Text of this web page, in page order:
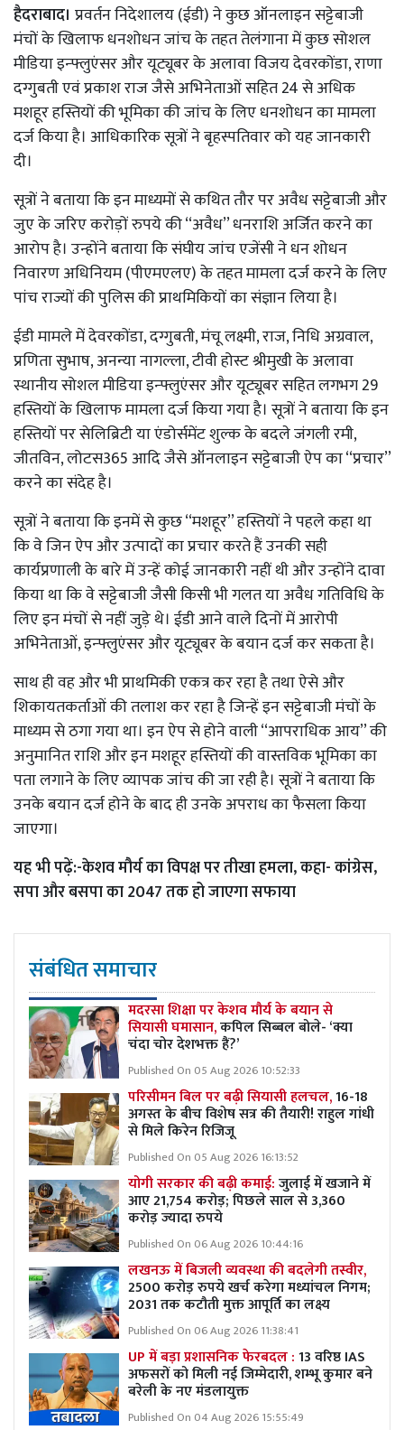
हैदराबाद। प्रवर्तन निदेशालय (ईडी) ने कुछ ऑनलाइन सट्टेबाजी
मंचों के खिलाफ धनशोधन जांच के तहत तेलंगाना में कुछ सोशल
मीडिया इन्फ्लुएंसर और यूट्यूबर के अलावा विजय देवरकोंडा, राणा
दग्गुबती एवं प्रकाश राज जैसे अभिनेताओं सहित 24 से अधिक
मशहूर हस्तियों की भूमिका की जांच के लिए धनशोधन का मामला
दर्ज किया है। आधिकारिक सूत्रों ने बृहस्पतिवार को यह जानकारी
दी।
सूत्रों ने बताया कि इन माध्यमों से कथित तौर पर अवैध सट्टेबाजी और
जुए के जरिए करोड़ों रुपये की ‘‘अवैध’’ धनराशि अर्जित करने का
आरोप है। उन्होंने बताया कि संघीय जांच एजेंसी ने धन शोधन
निवारण अधिनियम (पीएमएलए) के तहत मामला दर्ज करने के लिए
पांच राज्यों की पुलिस की प्राथमिकियों का संज्ञान लिया है।
ईडी मामले में देवरकोंडा, दग्गुबती, मंचू लक्ष्मी, राज, निधि अग्रवाल,
प्रणिता सुभाष, अनन्या नागल्ला, टीवी होस्ट श्रीमुखी के अलावा
स्थानीय सोशल मीडिया इन्फ्लुएंसर और यूट्यूबर सहित लगभग 29
हस्तियों के खिलाफ मामला दर्ज किया गया है। सूत्रों ने बताया कि इन
हस्तियों पर सेलिब्रिटी या एंडोर्समेंट शुल्क के बदले जंगली रमी,
जीतविन, लोटस365 आदि जैसे ऑनलाइन सट्टेबाजी ऐप का ‘‘प्रचार’’
करने का संदेह है।
सूत्रों ने बताया कि इनमें से कुछ ‘‘मशहूर’’ हस्तियों ने पहले कहा था
कि वे जिन ऐप और उत्पादों का प्रचार करते हैं उनकी सही
कार्यप्रणाली के बारे में उन्हें कोई जानकारी नहीं थी और उन्होंने दावा
किया था कि वे सट्टेबाजी जैसी किसी भी गलत या अवैध गतिविधि के
लिए इन मंचों से नहीं जुड़े थे। ईडी आने वाले दिनों में आरोपी
अभिनेताओं, इन्फ्लुएंसर और यूट्यूबर के बयान दर्ज कर सकता है।
साथ ही वह और भी प्राथमिकी एकत्र कर रहा है तथा ऐसे और
शिकायतकर्ताओं की तलाश कर रहा है जिन्हें इन सट्टेबाजी मंचों के
माध्यम से ठगा गया था। इन ऐप से होने वाली ‘‘आपराधिक आय’’ की
अनुमानित राशि और इन मशहूर हस्तियों की वास्तविक भूमिका का
पता लगाने के लिए व्यापक जांच की जा रही है। सूत्रों ने बताया कि
उनके बयान दर्ज होने के बाद ही उनके अपराध का फैसला किया
जाएगा।
यह भी पढ़ें:-केशव मौर्य का विपक्ष पर तीखा हमला, कहा- कांग्रेस,
सपा और बसपा का 2047 तक हो जाएगा सफाया
संबंधित समाचार
मदरसा शिक्षा पर केशव मौर्य के बयान से
सियासी घमासान,कपिल सिब्बल बोले- ‘क्या
चंदा चोर देशभक्त हैं?’
Published On 05 Aug 2026 10:52:33
परिसीमन बिल पर बढ़ी सियासी हलचल,16-18
अगस्त के बीच विशेष सत्र की तैयारी! राहुल गांधी
से मिले किरेन रिजिजू
Published On 05 Aug 2026 16:13:52
योगी सरकार की बढ़ी कमाई:जुलाई में खजाने में
आए 21,754 करोड़; पिछले साल से 3,360
करोड़ ज्यादा रुपये
Published On 06 Aug 2026 10:44:16
लखनऊ में बिजली व्यवस्था की बदलेगी तस्वीर,
2500 करोड़ रुपये खर्च करेगा मध्यांचल निगम;
2031 तक कटौती मुक्त आपूर्ति का लक्ष्य
Published On 06 Aug 2026 11:38:41
UP में बड़ा प्रशासनिक फेरबदल :13 वरिष्ठ IAS
अफसरों को मिली नई जिम्मेदारी, शम्भू कुमार बने
बरेली के नए मंडलायुक्त
Published On 04 Aug 2026 15:55:49